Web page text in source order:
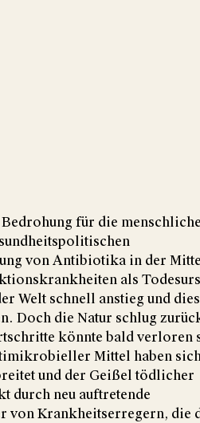
für die menschliche
von Antibiotika in der
als
Welt schnell anstieg und
Doch die Natur schlug
könnte bald verloren
Mittel haben
und der Geißel tödlicher
durch neu auftretende
von Krankheitserregern, die